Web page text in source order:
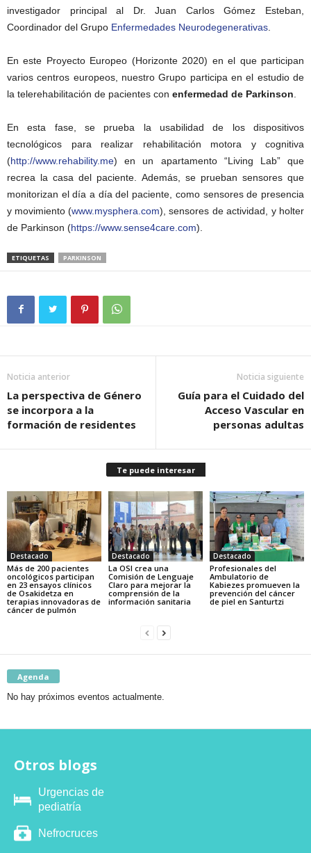
investigador principal al Dr. Juan Carlos Gómez Esteban,
Coordinador del Grupo Enfermedades Neurodegenerativas
En este Proyecto Europeo (Horizonte 2020) en el que participan
varios centros europeos, nuestro Grupo participa en el estudio de
la telerehabilitación de pacientes con enfermedad de Parkinson
En esta fase, se prueba la usabilidad de los dispositivos
tecnológicos para realizar rehabilitación motora y cognitiva
(http://www.rehability.me) en un apartamento “Living Lab” que
recrea la casa del paciente. Además, se prueban sensores que
monitorizan el día a día del paciente, como sensores de presencia
y movimiento (www.mysphera.com), sensores de actividad, y holter
de Parkinson (https://www.sense4care.com).
ETIQUETAS PARKINSON
Noticia anterior
La perspectiva de Género
se incorpora a la
formación de residentes
Noticia siguiente
Guía para el Cuidado del
Acceso Vascular en
personas adultas
Te puede interesar
Destacado
Más de 200 pacientes
oncológicos participan
en 23 ensayos clínicos
de Osakidetza en
terapias innovadoras de
cáncer de pulmón
Destacado
La OSI crea una
Comisión de Lenguaje
Claro para mejorar la
comprensión de la
información sanitaria
Destacado
Profesionales del
Ambulatorio de
Kabiezes promueven la
prevención del cáncer
de piel en Santurtzi
Agenda
No hay próximos eventos actualmente.
Otros blogs
Urgencias de
pediatría
Nefrocruces